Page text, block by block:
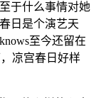
于什么事情对她
日是个演艺天
至今还留在
凉宫春日好样